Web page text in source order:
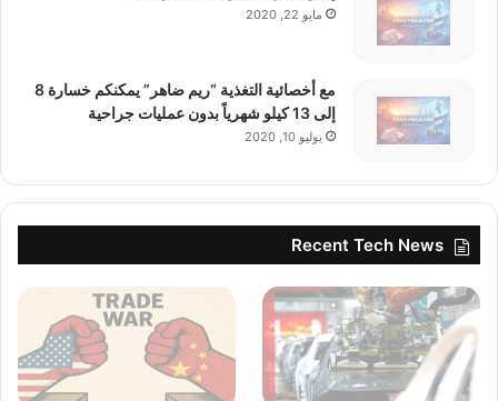
مايو 22, 2020
مع أخصائية التغذية “ريم ضاهر” يمكنكم خسارة 8
إلى 13 كيلو شهرياً بدون عمليات جراحية
يوليو 10, 2020
Recent Tech News